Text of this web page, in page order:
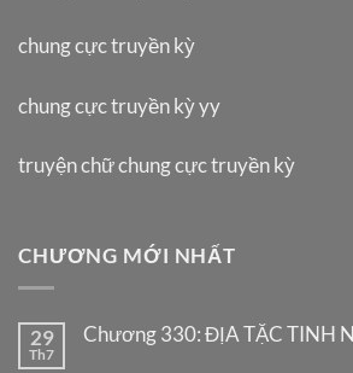
chung cực truyền kỳ
chung cực truyền kỳ yy
truyện chữ chung cực truyền kỳ
CHƯƠNG MỚI NHẤT
29
Th7
Chương 330: ĐỊA TẶC TINH